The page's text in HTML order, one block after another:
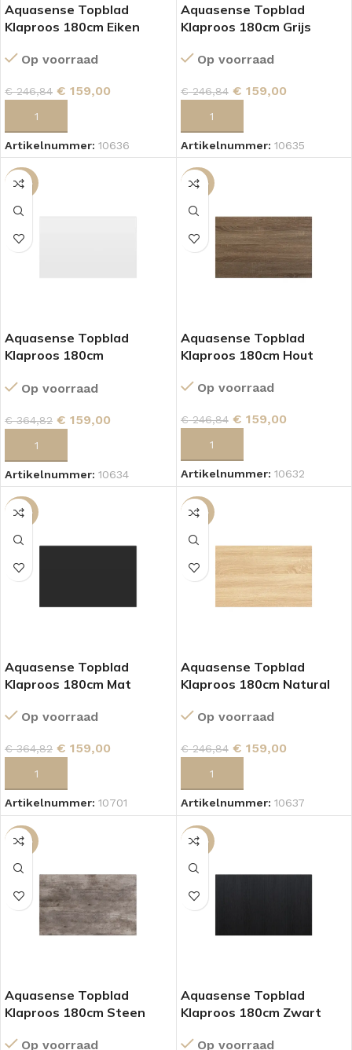
Aquasense Topblad
Klaproos 180cm Eiken
Op voorraad
€246,84 € 159,00
Artikelnummer: 10636
Aquasense Topblad
Klaproos 180cm Grijs
Op voorraad
€246,84 € 159,00
Artikelnummer: 10635
-56%
Aquasense Topblad
Klaproos 180cm
Op voorraad
€364,82 € 159,00
Artikelnummer: 10634
-36%
Aquasense Topblad
Klaproos 180cm Hout
Op voorraad
€246,84 € 159,00
Artikelnummer: 10632
-56%
Aquasense Topblad
Klaproos 180cm Mat
Op voorraad
€364,82 € 159,00
Artikelnummer: 10701
-36%
Aquasense Topblad
Klaproos 180cm Natural
Op voorraad
€246,84 € 159,00
Artikelnummer: 10637
-36%
Aquasense Topblad
Klaproos 180cm Steen
Op voorraad
-36%
Aquasense Topblad
Klaproos 180cm Zwart
Op voorraad